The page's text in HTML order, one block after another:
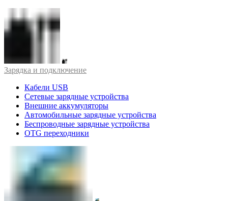
Зарядка и подключение
Кабели USB
Сетевые зарядные устройства
Внешние аккумуляторы
Автомобильные зарядные устройства
Беспроводные зарядные устройства
OTG переходники